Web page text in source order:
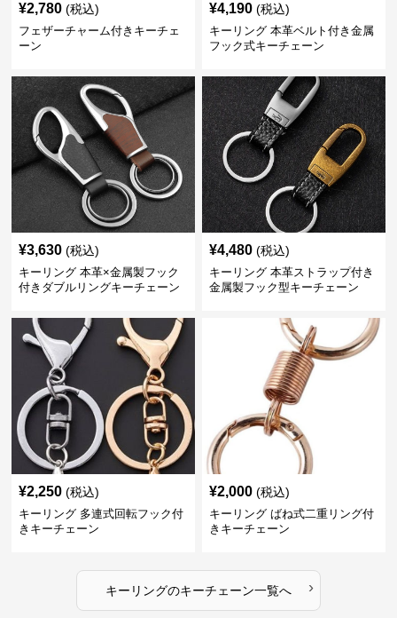
¥2,780 (税込)
フェザーチャーム付きキーチェ
ーン
¥4,190 (税込)
キーリング 本革ベルト付き金属
フック式キーチェーン
¥3,630 (税込)
キーリング 本革×金属製フック
付きダブルリングキーチェーン
¥4,480 (税込)
キーリング 本革ストラップ付き
金属製フック型キーチェーン
¥2,250 (税込)
キーリング 多連式回転フック付
きキーチェーン
¥2,000 (税込)
キーリング ばね式二重リング付
きキーチェーン
キーリングのキーチェーン一覧へ ›